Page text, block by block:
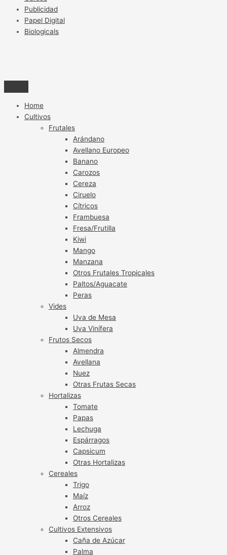
Publicidad
Papel Digital
Biologicals
Home
Cultivos
Frutales
Arándano
Avellano Europeo
Banano
Carozos
Cereza
Ciruelo
Cítricos
Frambuesa
Fresa/Frutilla
Kiwi
Mango
Manzana
Otros Frutales Tropicales
Paltos/Aguacate
Peras
Vides
Uva de Mesa
Uva Vinífera
Frutos Secos
Almendra
Avellana
Nuez
Otras Frutas Secas
Hortalizas
Tomate
Papas
Lechuga
Espárragos
Capsicum
Otras Hortalizas
Cereales
Trigo
Maíz
Arroz
Otros Cereales
Cultivos Extensivos
Caña de Azúcar
Palma